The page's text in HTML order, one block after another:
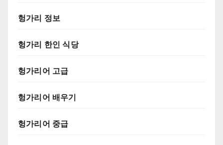
헝가리 정보
헝가리 한인 식당
헝가리어 고급
헝가리어 배우기
헝가리어 중급